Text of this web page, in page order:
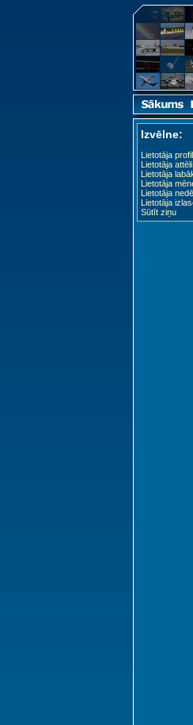
Izvēlne:
Lietotāja
Lietotāja attēli
Lietotāja
Lietotāja
Lietotāja
Lietotāja
Sūtīt ziņu